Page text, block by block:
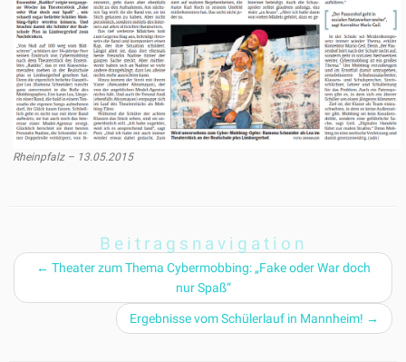
Rheinpfalz – 13.05.2015
Beitragsnavigation
← Theater zum Thema Cybermobbing: „Fake oder War doch
nur Spaß“
Ergebnisse vom Schülerlauf in Mannheim! →